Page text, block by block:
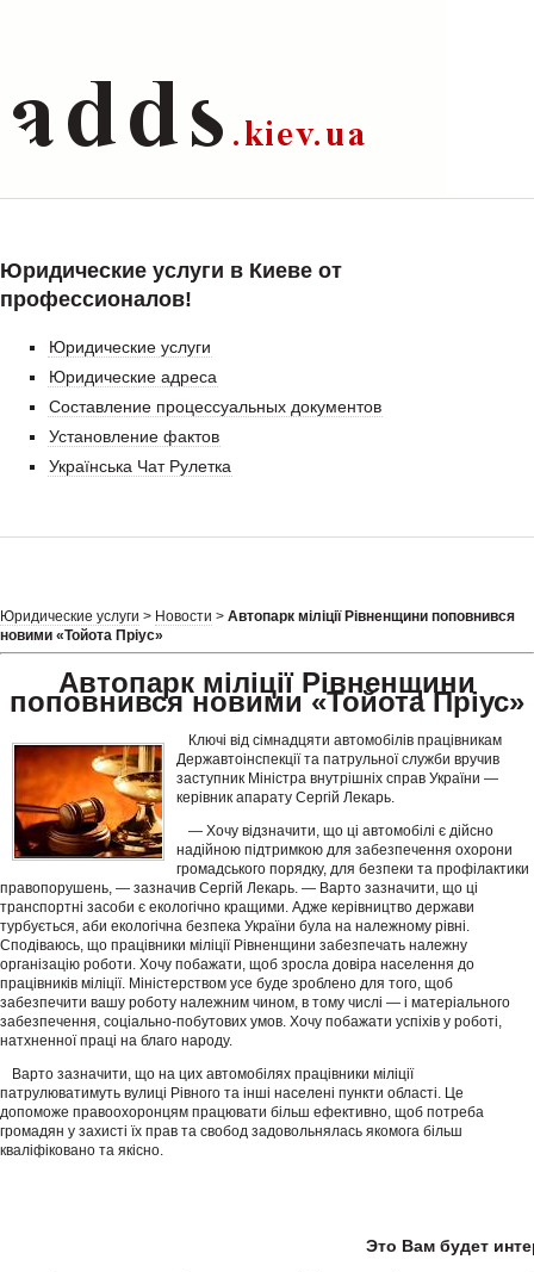
Юридические услуги в Киеве от
профессионалов!
Юридические услуги
Юридические адреса
Составление процессуальных документов
Установление фактов
Українська Чат Рулетка
Юридические услуги > Новости > Автопарк міліції Рівненщини поповнився
новими «Тойота Пріус»
Автопарк міліції Рівненщини
поповнився новими «Тойота Пріус»
Ключі від сімнадцяти автомобілів працівникам
Державтоінспекції та патрульної служби вручив
заступник Міністра внутрішніх справ України —
керівник апарату Сергій Лекарь.
— Хочу відзначити, що ці автомобілі є дійсно
надійною підтримкою для забезпечення охорони
громадського порядку, для безпеки та профілактики
правопорушень, — зазначив Сергій Лекарь. — Варто зазначити, що ці
транспортні засоби є екологічно кращими. Адже керівництво держави
турбується, аби екологічна безпека України була на належному рівні.
Сподіваюсь, що працівники міліції Рівненщини забезпечать належну
організацію роботи. Хочу побажати, щоб зросла довіра населення до
працівників міліції. Міністерством усе буде зроблено для того, щоб
забезпечити вашу роботу належним чином, в тому числі — і матеріального
забезпечення, соціально-побутових умов. Хочу побажати успіхів у роботі,
натхненної праці на благо народу.
Варто зазначити, що на цих автомобілях працівники міліції
патрулюватимуть вулиці Рівного та інші населені пункти області. Це
допоможе правоохоронцям працювати більш ефективно, щоб потреба
громадян у захисті їх прав та свобод задовольнялась якомога більш
кваліфіковано та якісно.
Это Вам будет